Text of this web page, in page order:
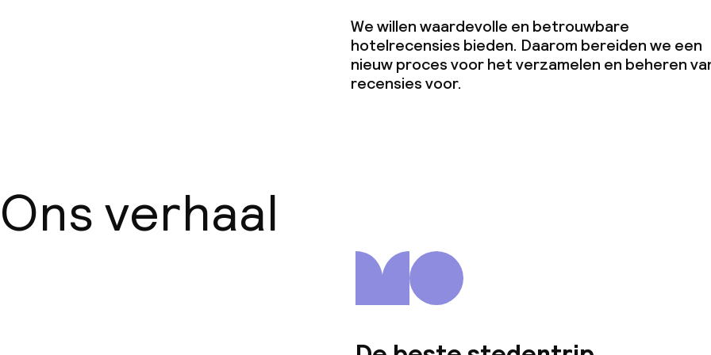
Zakelijke faciliteiten
Conferentieruimte
Vergaderruimte
Overal rookvrij
We willen waardevolle en betrouwbare
hotelrecensies bieden. Daarom bereiden we een
nieuw proces voor het verzamelen en beheren
recensies voor.
Ons verhaal